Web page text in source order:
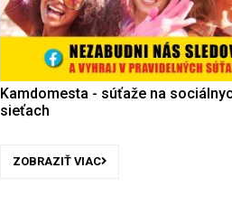
Kamdomesta - súťaže na
sieťach
ZOBRAZIŤ VIAC